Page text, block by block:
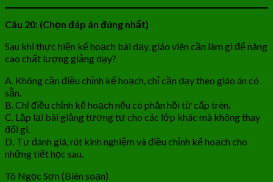
Câu 20: (Chọn đáp án đúng nhất)
Sau khi thực hiện kế hoạch bài dạy, giáo viên cần làm gì để nâng
cao chất lượng giảng dạy?
A. Không cần điều chỉnh kế hoạch, chỉ cần dạy theo giáo án có
sẵn.
B. Chỉ điều chỉnh kế hoạch nếu có phản hồi từ cấp trên.
C. Lặp lại bài giảng tương tự cho các lớp khác mà không thay
đổi gì.
D Tự đánh giá, rút kinh nghiệm và điều chỉnh kế hoạch cho
những tiết học sau.
Tô Ngọc Sơn (Biên soạn)